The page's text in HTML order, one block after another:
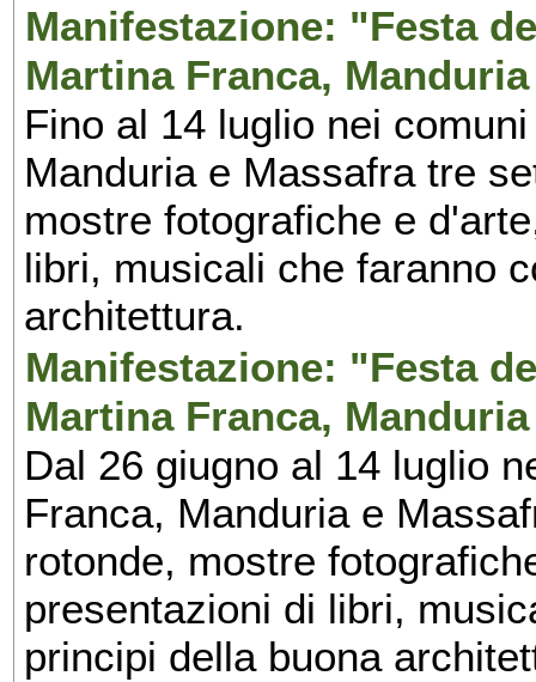
Manifestazione: "Festa
Martina Franca,
Fino al 14 luglio nei
Manduria e Massafra tre
mostre fotografiche e
libri, musicali che faranno
architettura.
Manifestazione: "Festa
Martina Franca,
Dal 26 giugno al 14 luglio
Franca, Manduria e
rotonde, mostre
presentazioni di libri,
principi della buona